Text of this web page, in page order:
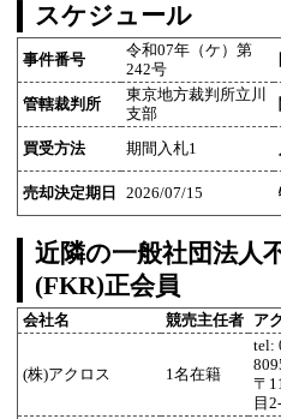
スケジュール
事件番号
令和07年（ケ）第
242号
管轄裁判所
東京地方裁判所立川
支部
買受方法 期間入札1
売却決定期日 2026/07/15
近隣の一般社団法人
(FKR)正会員
会社名 競売主任者 ア
(株)アクロス 1名在籍
tel:
〒
目